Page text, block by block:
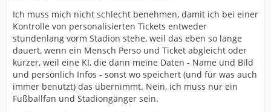
Ich muss mich nicht schlecht benehmen, damit ich bei einer
Kontrolle von personalisierten Tickets entweder
stundenlang vorm Stadion stehe, weil das eben so lange
dauert, wenn ein Mensch Perso und Ticket abgleicht oder
kürzer, weil eine KI, die dann meine Daten - Name und Bild
und persönlich Infos - sonst wo speichert (und für was auch
immer benutzt) das übernimmt. Nein, ich muss nur ein
Fußballfan und Stadiongänger sein.